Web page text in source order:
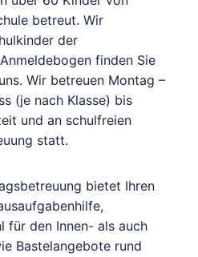
betreut. Wir
der
finden Sie
Wir betreuen Montag –
(je nach Klasse) bis
und an schulfreien
statt.
bietet Ihren
für den Innen- als auch
Bastelangebote rund